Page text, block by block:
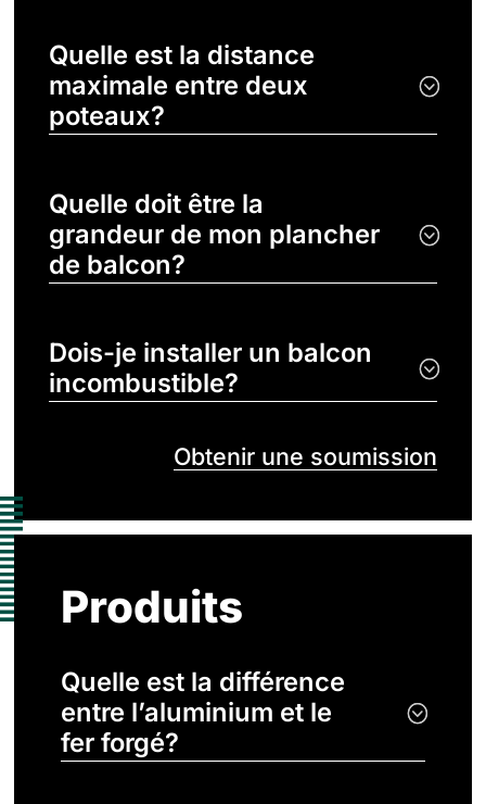
Quelle est la distance
maximale entre deux
poteaux?
Quelle doit être la
grandeur de mon plancher
de balcon?
Dois-je installer un balcon
incombustible?
Obtenir une soumission
Produits
Quelle est la différence
entre l’aluminium et le
fer forgé?